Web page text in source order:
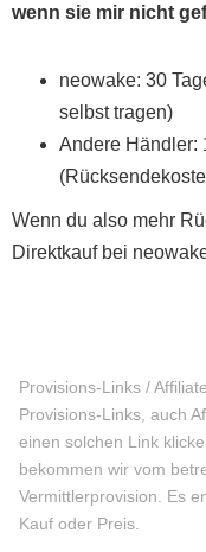
wenn sie mir nicht
neowake: 30
selbst tragen)
Andere Händler:
Wenn du also mehr
Direktkauf bei
Provisions-Links /
Provisions-Links, auch
einen solchen Link
bekommen wir vom
Vermittlerprovision. Es
Kauf oder Preis.